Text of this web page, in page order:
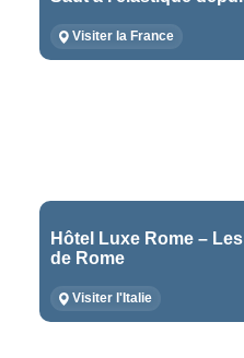
Visiter la France
Hôtel Luxe Rome –
de Rome
Visiter l'Italie